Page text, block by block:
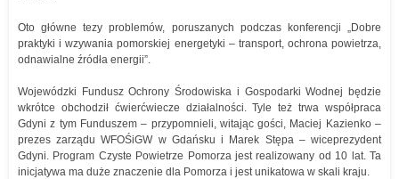
Oto główne tezy problemów, poruszanych podczas konferencji „Dobre
praktyki i wzywania pomorskiej energetyki – transport, ochrona powietrza,
odnawialne źródła energii”.
Wojewódzki Fundusz Ochrony Środowiska i Gospodarki Wodnej będzie
wkrótce obchodził ćwierćwiecze działalności. Tyle też trwa współpraca
Gdyni z tym Funduszem – przypomnieli, witając gości, Maciej Kazienko –
prezes zarządu WFOŚiGW w Gdańsku i Marek Stępa – wiceprezydent
Gdyni. Program Czyste Powietrze Pomorza jest realizowany od 10 lat. Ta
inicjatywa ma duże znaczenie dla Pomorza i jest unikatowa w skali kraju.